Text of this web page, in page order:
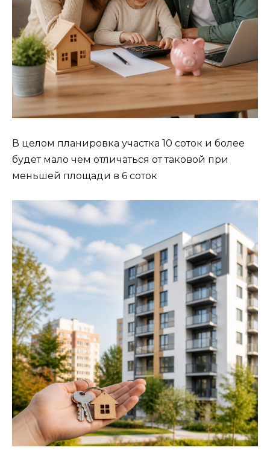
В целом планировка участка 10 соток и более
будет мало чем отличаться от таковой при
меньшей площади в 6 соток